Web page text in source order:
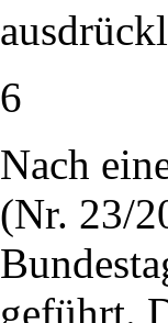
6
Nach
(Nr. 23/
geführt.